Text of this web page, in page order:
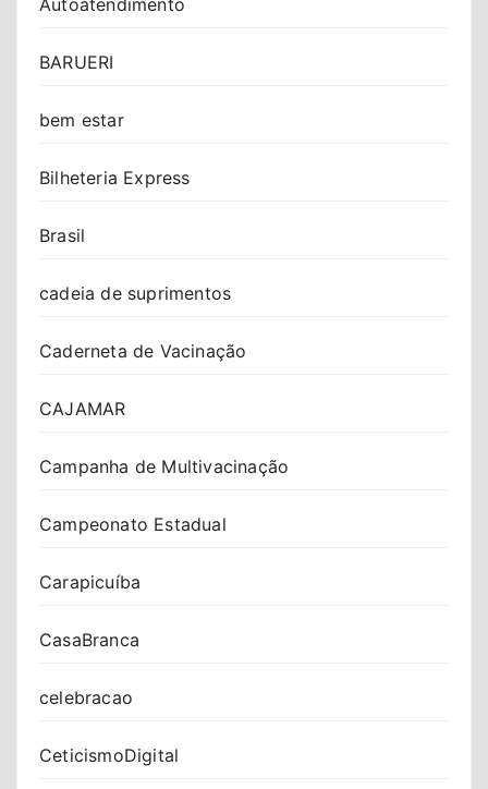
BARUERI
bem estar
Bilheteria Express
Brasil
cadeia de suprimentos
Caderneta de Vacinação
CAJAMAR
Campanha de Multivacinação
Campeonato Estadual
Carapicuíba
CasaBranca
celebracao
CeticismoDigital